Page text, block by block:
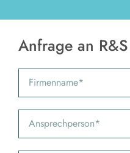
Anfrage an